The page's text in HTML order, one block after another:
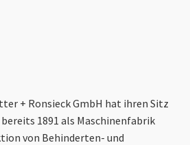
+ Ronsieck GmbH hat ihren Sitz
1891 als Maschinenfabrik
von Behinderten- und